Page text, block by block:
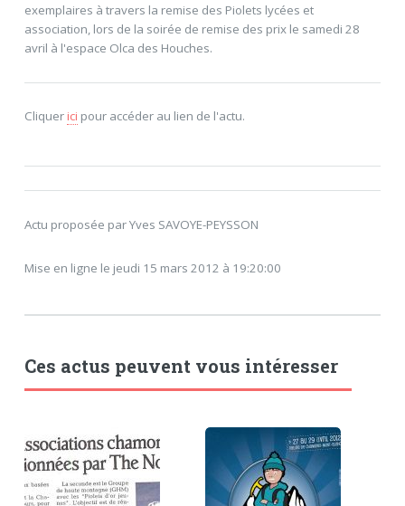
exemplaires à travers la remise des Piolets lycées et
association, lors de la soirée de remise des prix le samedi 28
avril à l'espace Olca des Houches.
Cliquerici pour accéder au lien de l'actu.
Actu proposée par Yves SAVOYE-PEYSSON
Mise en ligne le jeudi 15 mars 2012 à 19:20:00
Ces actus peuvent vous intéresser